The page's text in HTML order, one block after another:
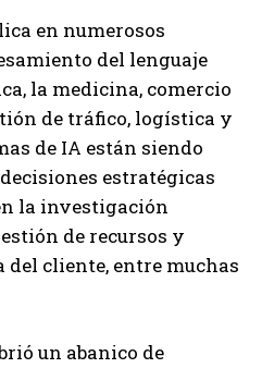
en numerosos
del lenguaje
la medicina, comercio
de tráfico, logística y
de IA están siendo
estratégicas
la investigación
de recursos y
cliente, entre muchas
un abanico de